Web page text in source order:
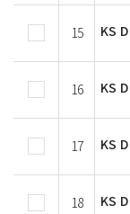
15 KS
16 KS
17 KS
18 KS